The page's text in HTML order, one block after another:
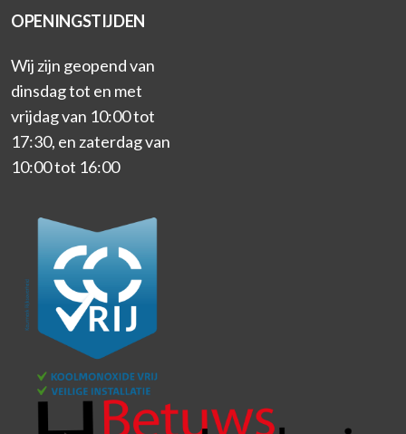
OPENINGSTIJDEN
Wij zijn geopend van
dinsdag tot en met
vrijdag van 10:00 tot
17:30, en zaterdag van
10:00 tot 16:00